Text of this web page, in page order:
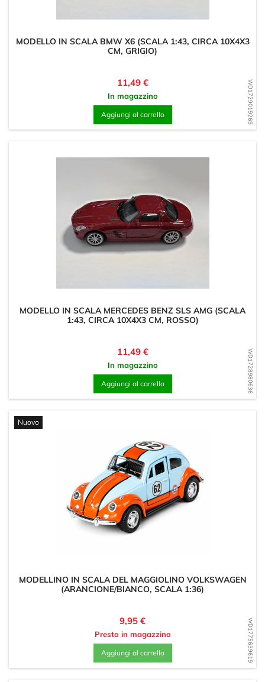
WD1729019269
MODELLO IN SCALA BMW X6 (SCALA 1:43, CIRCA 10X4X3
CM, GRIGIO)
Prezzo
11,49 €
In magazzino
Aggiungi al carrello
WD1728980636
MODELLO IN SCALA MERCEDES BENZ SLS AMG (SCALA
1:43, CIRCA 10X4X3 CM, ROSSO)
Prezzo
11,49 €
In magazzino
Aggiungi al carrello
WD1775639619
Nuovo
MODELLINO IN SCALA DEL MAGGIOLINO VOLKSWAGEN
(ARANCIONE/BIANCO, SCALA 1:36)
Prezzo
9,95 €
Presto in magazzino
Aggiungi al carrello